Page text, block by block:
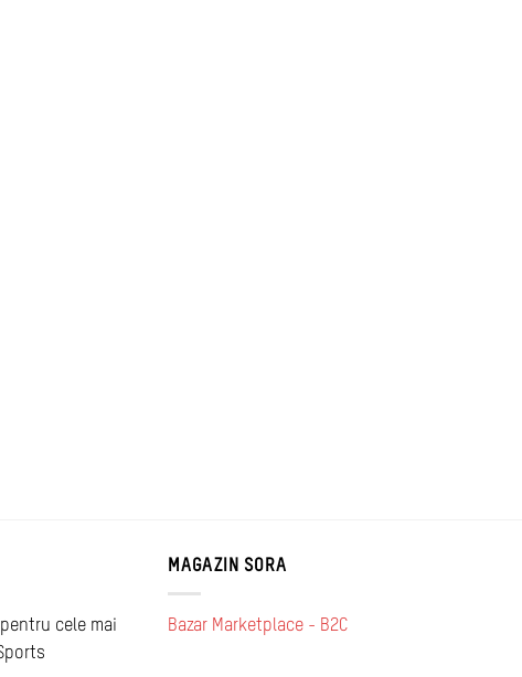
cele mai
MAGAZIN SORA
Bazar Marketplace - B2C